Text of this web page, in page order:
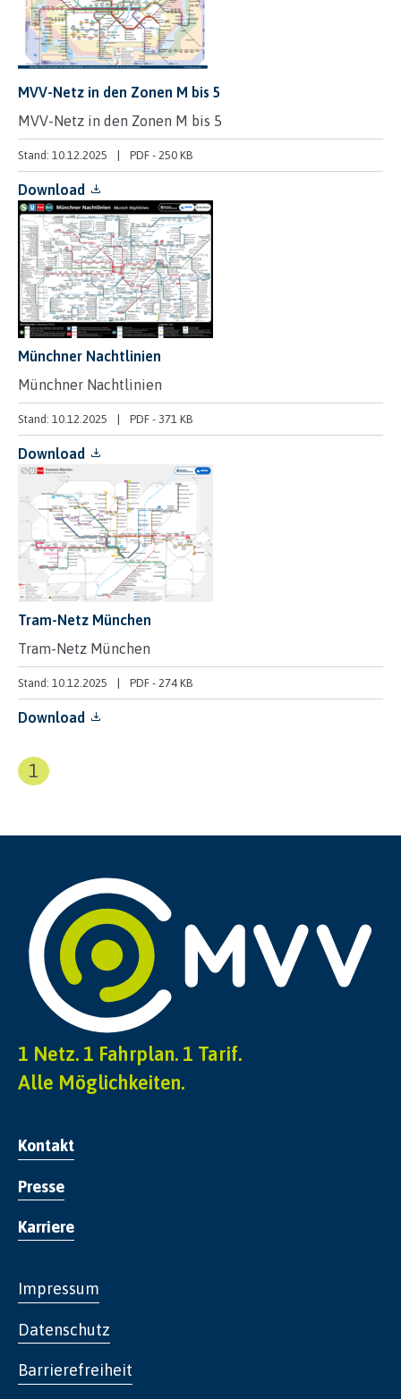
MVV-Netz in den Zonen M bis 5
MVV-Netz in den Zonen M bis 5
Stand: 10.12.2025 PDF - 250 KB
Download
Münchner Nachtlinien
Münchner Nachtlinien
Stand: 10.12.2025 PDF - 371 KB
Download
Tram-Netz München
Tram-Netz München
Stand: 10.12.2025 PDF - 274 KB
Download
1
1 Netz. 1 Fahrplan. 1 Tarif.
Alle Möglichkeiten.
Kontakt
Presse
Karriere
Impressum
Datenschutz
Barrierefreiheit